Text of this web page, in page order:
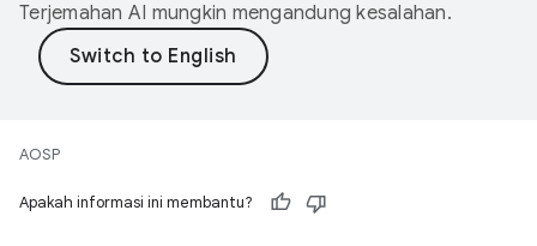
Terjemahan AI mungkin mengandung kesalahan.
AOSP
Apakah informasi ini membantu?